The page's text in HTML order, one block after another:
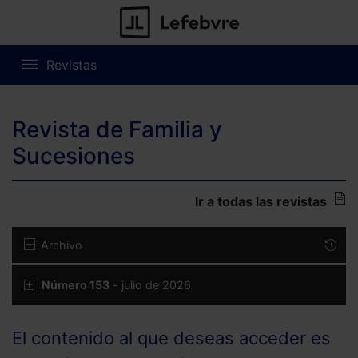
Revistas
Revista de Familia y
Sucesiones
Ir a todas las revistas
Archivo
Número 153 - julio de 2026
El contenido al que deseas acceder es